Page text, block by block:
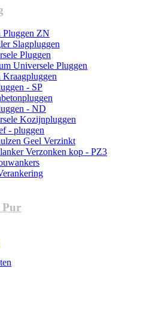
Pluggen ZN
Slagpluggen
Pluggen
Universele Pluggen
- SP
- ND
Kozijnpluggen
- pluggen
Geel Verzinkt
Verzonken kop - PZ3